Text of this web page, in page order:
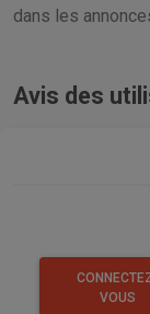
dans les
Avis des
VOUS